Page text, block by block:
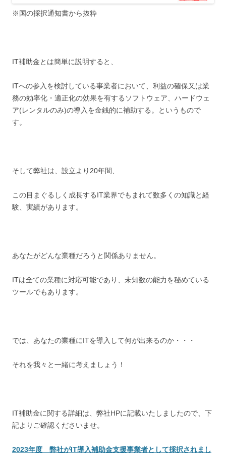
※国の採択通知書から抜粋
IT補助金とは簡単に説明すると、
ITへの参入を検討している事業者において、利益の確保又は業
務の効率化・適正化の効果を有するソフトウェア、ハードウェ
ア(レンタルのみ)の導入を金銭的に補助する。というもので
す。
そして弊社は、設立より20年間、
この目まぐるしく成長するIT業界でもまれて数多くの知識と経
験、実績があります。
あなたがどんな業種だろうと関係ありません。
ITは全ての業種に対応可能であり、未知数の能力を秘めている
ツールでもあります。
では、あなたの業種にITを導入して何が出来るのか・・・
それを我々と一緒に考えましょう！
IT補助金に関する詳細は、弊社HPに記載いたしましたので、下
記よりご確認くださいませ。
2023年度 弊社がIT導入補助金支援事業者として採択されまし